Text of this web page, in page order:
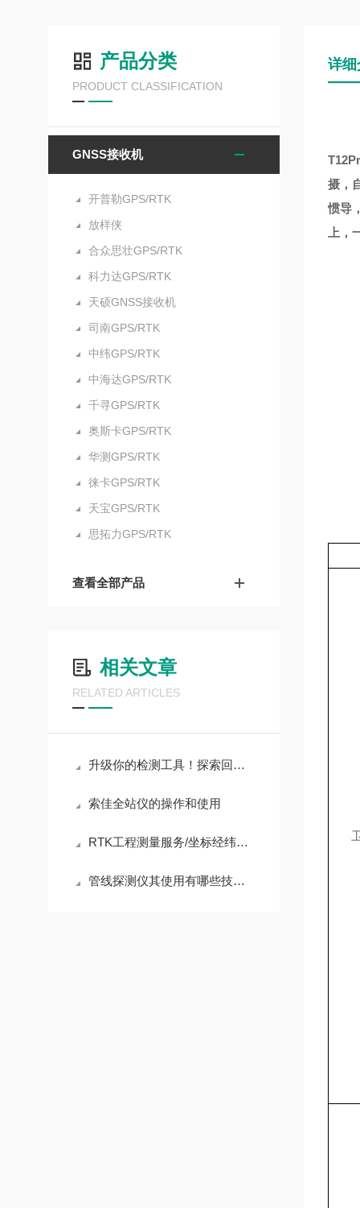
产品分类
PRODUCT CLASSIFICATION
GNSS接收机
开普勒GPS/RTK
放样侠
合众思壮GPS/RTK
科力达GPS/RTK
天硕GNSS接收机
司南GPS/RTK
中纬GPS/RTK
中海达GPS/RTK
千寻GPS/RTK
奥斯卡GPS/RTK
华测GPS/RTK
徕卡GPS/RTK
天宝GPS/RTK
思拓力GPS/RTK
查看全部产品
相关文章
RELATED ARTICLES
升级你的检测工具！探索回弹仪ZC3-A的优势
索佳全站仪的操作和使用
RTK工程测量服务/坐标经纬度工程测量服务哪家靠谱？行业实测优质企业全解析
管线探测仪其使用有哪些技巧呢？
详细
摄，
惯导
上